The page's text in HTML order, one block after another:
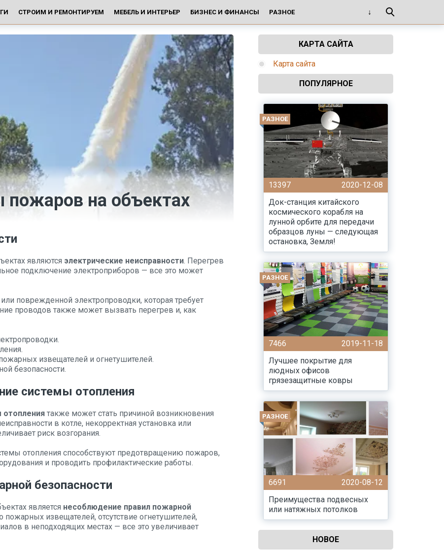
СТРОИМ И РЕМОНТИРУЕМ МЕБЕЛЬ И ИНТЕРЬЕР БИЗНЕС И ФИНАНСЫ РАЗНОЕ
на объектах
являются электрические неисправности. Перегрев
подключение электроприборов — все это может
поврежденной электропроводки, которая требует
проводов также может вызвать перегрев и, как
извещателей и огнетушителей.
безопасности.
системы отопления
отопления также может стать причиной возникновения
в котле, некорректная установка или
риск возгорания.
отопления способствуют предотвращению пожаров,
и проводить профилактические работы.
безопасности
является несоблюдение правил пожарной
пожарных извещателей, отсутствие огнетушителей,
в неподходящих местах — все это увеличивает
КАРТА САЙТА
Карта сайта
ПОПУЛЯРНОЕ
РАЗНОЕ
13397
2020-12-08
Док-станция китайского
космического корабля на
лунной орбите для передачи
образцов луны — следующая
остановка, Земля!
РАЗНОЕ
7466
2019-11-18
Лучшее покрытие для
людных офисов
грязезащитные ковры
РАЗНОЕ
6691
2020-08-12
Преимущества подвесных
или натяжных потолков
НОВОЕ